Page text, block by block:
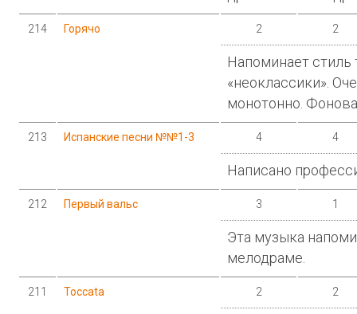
214 Горячо 2 2
Напоминает
«неоклассики».
монотонно.
213 Испанские песни №№1-3 4 4
Написано
212 Первый вальс 3 1
Эта музыка
мелодраме.
211 Toccata 2 2